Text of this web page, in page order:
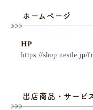
ホームページ
HP
https://shop.nestle.jp/
出店商品・サービ